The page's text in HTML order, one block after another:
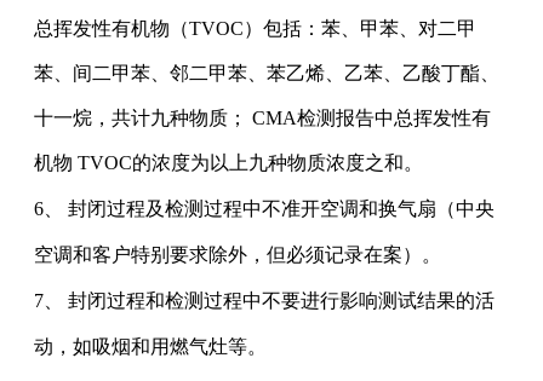
总挥发性有机物（TVOC）包括：苯、甲苯、对二甲
苯、间二甲苯、邻二甲苯、苯乙烯、乙苯、乙酸丁酯、
十一烷，共计九种物质； CMA检测报告中总挥发性有
机物 TVOC的浓度为以上九种物质浓度之和。
6、 封闭过程及检测过程中不准开空调和换气扇（中央
空调和客户特别要求除外，但必须记录在案）。
7、 封闭过程和检测过程中不要进行影响测试结果的活
动，如吸烟和用燃气灶等。